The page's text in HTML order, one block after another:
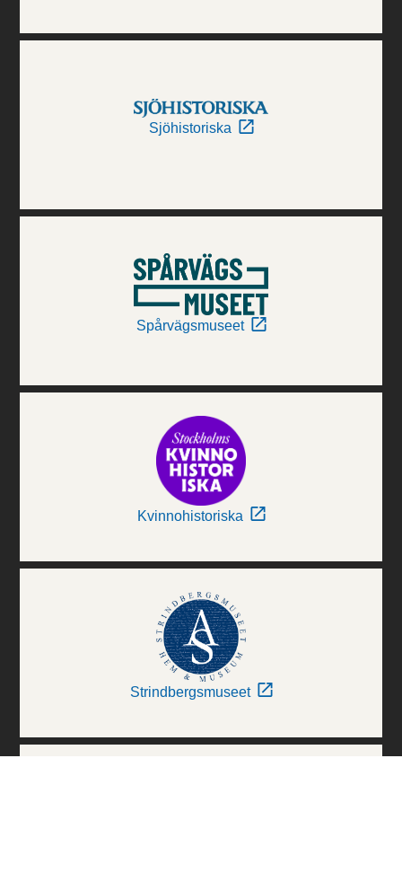
Sjöhistoriska
Spårvägsmuseet
Kvinnohistoriska
Strindbergsmuseet